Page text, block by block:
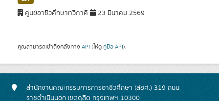
ศูนย์อาชีวศึกษาทวิภาคี 23 มีนาคม 2569
คุณสามารถเข้าถึงคลังทาง API (ให้ดู คู่มือ API).
สำนักงานคณะกรรมการการอาชีวศึกษา (สอศ.) 319 ถนน
ราชดำเนินนอก เขตดุสิต กรุงเทพฯ 10300